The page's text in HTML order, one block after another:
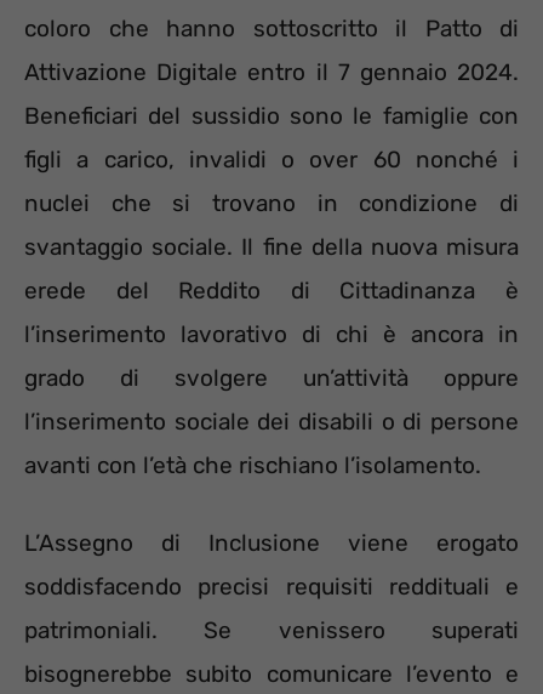
coloro che hanno sottoscritto il Patto di
Attivazione Digitale entro il 7 gennaio 2024.
Beneficiari del sussidio sono le famiglie con
figli a carico, invalidi o over 60 nonché i
nuclei che si trovano in condizione di
svantaggio sociale. Il fine della nuova misura
erede del Reddito di Cittadinanza è
l’inserimento lavorativo di chi è ancora in
grado di svolgere un’attività oppure
l’inserimento sociale dei disabili o di persone
avanti con l’età che rischiano l’isolamento.
L’Assegno di Inclusione viene erogato
soddisfacendo precisi requisiti reddituali e
patrimoniali. Se venissero superati
bisognerebbe subito comunicare l’evento e